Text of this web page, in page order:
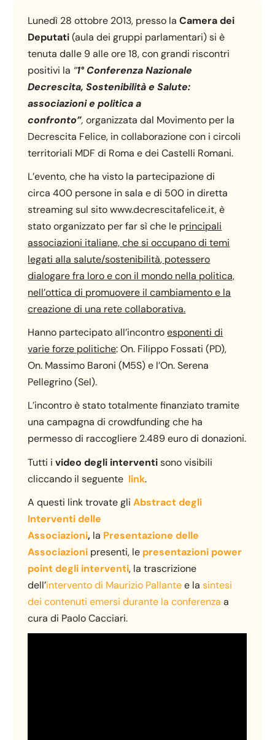
Lunedì 28 ottobre 2013, presso laCamera dei
Deputati(aula dei gruppi parlamentari) si è
tenuta dalle 9 alle ore 18, con grandi riscontri
positivi la “1° Conferenza Nazionale
Decrescita, Sostenibilità e Salute:
associazioni e politica a
confronto”, organizzata dal Movimento per la
Decrescita Felice, in collaborazione con i circoli
territoriali MDF di Roma e dei Castelli Romani.
L’evento, che ha visto la partecipazione di
circa 400 persone in sala e di 500 in diretta
streaming sul sito www.decrescitafelice.it, è
stato organizzato per far sì che le principali
associazioni italiane, che si occupano di temi
legati alla salute/sostenibilità, potessero
dialogare fra loro e con il mondo nella politica,
nell’ottica di promuovere il cambiamento e la
creazione di una rete collaborativa.
Hanno partecipato all’incontroesponenti di
varie forze politiche: On. Filippo Fossati (PD),
On. Massimo Baroni (M5S) e l’On. Serena
Pellegrino (Sel).
L’incontro è stato totalmente finanziato tramite
una campagna di crowdfunding che ha
permesso di raccogliere 2.489 euro di donazioni.
Tutti i video degli interventisono visibili
cliccando il seguente link.
A questi link trovate gli Abstract degli
Interventi delle
Associazioni, la Presentazione delle
Associazioni presenti, le presentazioni power
point degli interventi, la trascrizione
dell’intervento di Maurizio Pallantee lasintesi
dei contenuti emersi durante la conferenza a
cura di Paolo Cacciari.